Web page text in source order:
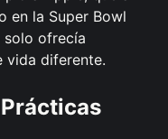
en la Super Bowl
solo ofrecía
vida diferente.